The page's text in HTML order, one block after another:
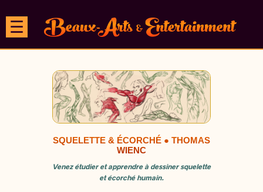
SQUELETTE & ÉCORCHÉ ● THOMAS
WIENC
Venez étudier et apprendre à dessiner squelette
et écorché humain.
☰